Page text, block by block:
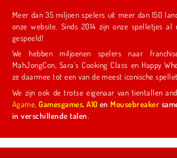
Meer dan 35 miljoen spelers uit meer dan 150
onze website. Sinds 2014 zijn onze spelletjes
gespeeld!
We hebben miljoenen spelers naar
MahJongCon, Sara's Cooking Class en Happy Wheels getrokken en hebben
We zijn ook de trotse eigenaar van tientallen
Agame ,Gamesgames,A10 enMousebreaker
in verschillende talen.